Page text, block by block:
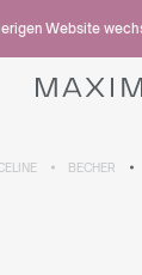
Website
BECHER